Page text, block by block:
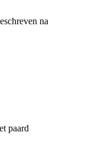
na
paard